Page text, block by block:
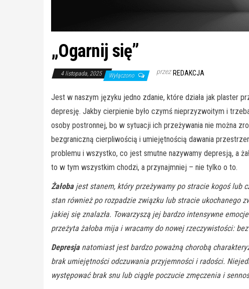
„Ogarnij się”
4 listopada, 2025 Wyłączono przez REDAKCJA
Jest w naszym języku jedno zdanie, które działa jak plaster
depresję. Jakby cierpienie było czymś nieprzyzwoitym i
osoby postronnej, bo w sytuacji ich przeżywania nie można
bezgraniczną cierpliwością i umiejętnością dawania
problemu i wszystko, co jest smutne nazywamy depresją, a
to w tym wszystkim chodzi, a przynajmniej – nie tylko o to.
Żałobajest stanem, który przeżywamy po stracie kogoś lub
stan również po rozpadzie związku lub stracie ukochanego
jakiej się znalazła. Towarzyszą jej bardzo intensywne
przeżyta żałoba mija i wracamy do nowej rzeczywistości:
Depresjanatomiast jest bardzo poważną chorobą
brak umiejętności odczuwania przyjemności i radości.
występować brak snu lub ciągłe poczucie zmęczenia i